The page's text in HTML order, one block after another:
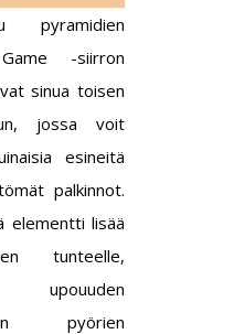
pyramidien
-siirron
sinua toisen
jossa voit
esineitä
palkinnot.
elementti lisää
tunteelle,
pyörien